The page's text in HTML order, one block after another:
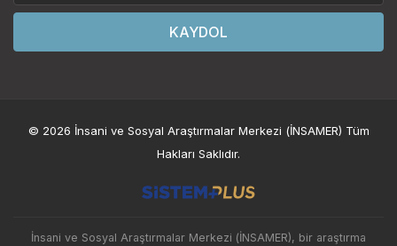
KAYDOL
© 2026 İnsani ve Sosyal Araştırmalar Merkezi (İNSAMER) Tüm
Hakları Saklıdır.
İnsani ve Sosyal Araştırmalar Merkezi (İNSAMER), bir araştırma